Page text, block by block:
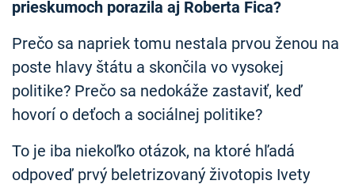
prieskumoch porazila aj Roberta Fica?
Prečo sa napriek tomu nestala prvou ženou na
poste hlavy štátu a skončila vo vysokej
politike? Prečo sa nedokáže zastaviť, keď
hovorí o deťoch a sociálnej politike?
To je iba niekoľko otázok, na ktoré hľadá
odpoveď prvý beletrizovaný životopis Ivety